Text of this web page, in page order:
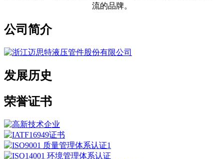
流的品牌。
公司简介
发展历史
荣誉证书